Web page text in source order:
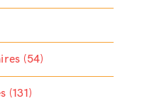
(54)
(131)